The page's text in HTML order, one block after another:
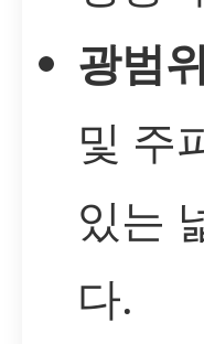
광범
및 주
있는
다.